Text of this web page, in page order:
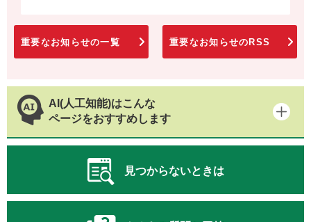
重要なお知らせの一覧 重要なお知らせのRSS
AI(人工知能)はこんな
ページをおすすめします
見つからないときは